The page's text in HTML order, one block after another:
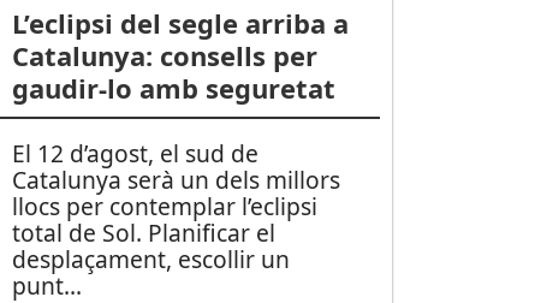
L’eclipsi del segle arriba a
Catalunya: consells per
gaudir-lo amb seguretat
El 12 d’agost, el sud de
Catalunya serà un dels millors
llocs per contemplar l’eclipsi
total de Sol. Planificar el
desplaçament, escollir un
punt...